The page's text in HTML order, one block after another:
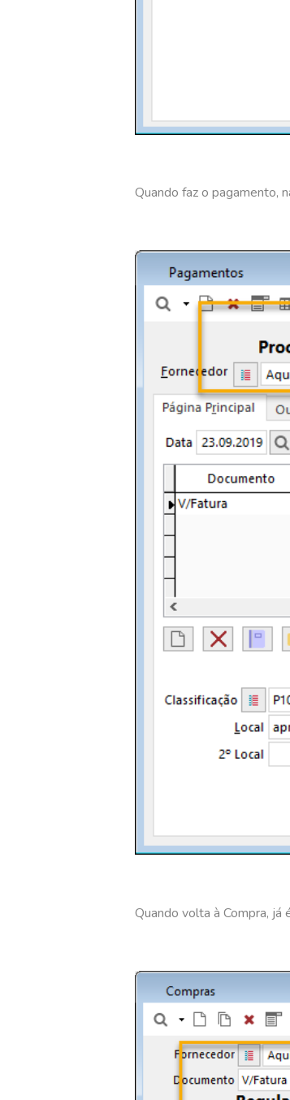
Quando faz o pagamento,
Quando volta à Compra, já